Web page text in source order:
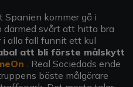
kommer gå i
därmed svårt att hitta bra
i alla fall funnit ett kul
att bli förste målskytt
. Real Sociedads ende
bäste målgörare